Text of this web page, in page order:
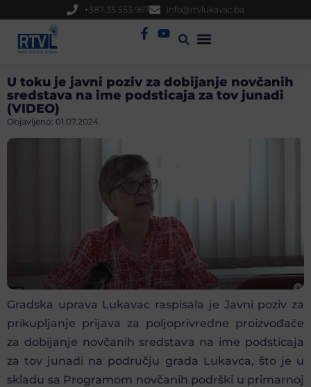
+387 35 553 967 info@rtvlukavac.ba
U toku je javni poziv za dobijanje novčanih
sredstava na ime podsticaja za tov junadi
(VIDEO)
Objavljeno: 01.07.2024.
Gradska uprava Lukavac raspisala je Javni poziv za
prikupljanje prijava za poljoprivredne proizvođače
za dobijanje novčanih sredstava na ime podsticaja
za tov junadi na području grada Lukavca, što je u
skladu sa Programom novčanih podrški u primarnoj